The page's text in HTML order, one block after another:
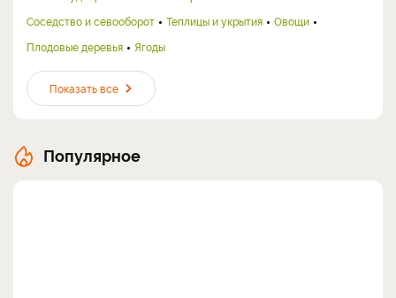
Соседство и севооборот
Теплицы и укрытия
Овощи
Плодовые деревья
Ягоды
Показать все
Популярное